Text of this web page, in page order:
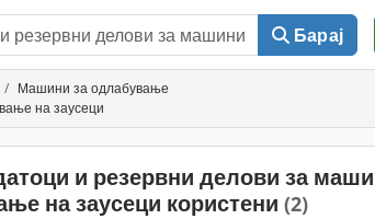
Барај
Машини за одлабување
на заусеци
и резервни делови за
на заусеци користени (2)